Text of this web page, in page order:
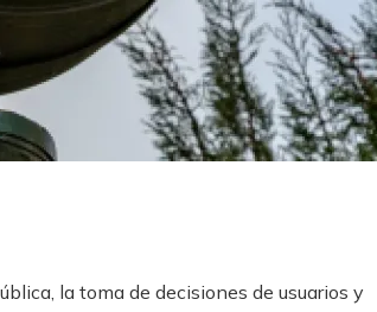
la toma de decisiones de usuarios y